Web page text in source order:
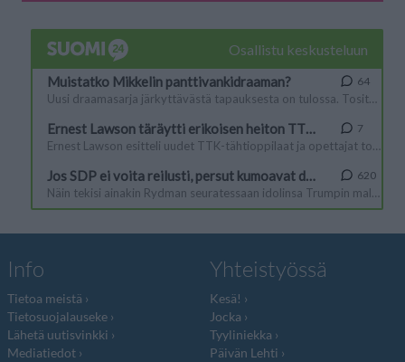
Info
Tietoa meistä
Tietosuojalauseke
Lähetä uutisvinkki
Mediatiedot
Yhteistyössä
Kesä!
Jocka
Tyyliniekka
Päivän Lehti